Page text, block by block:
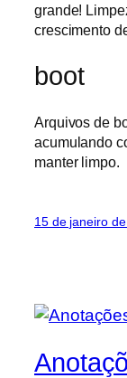
grande!
crescimento
boot
Arquivos de
acumulando
manter limpo.
15 de janeiro